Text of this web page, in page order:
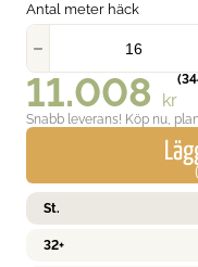
Antal meter häck
11.008 kr
(
Snabb leverans! Köp nu,
St.
32+